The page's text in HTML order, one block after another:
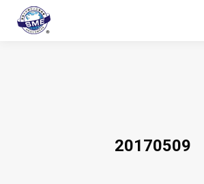
20170509